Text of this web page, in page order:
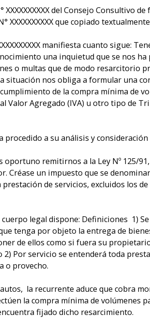
del Consejo Consultivo de
que copiado
manifiesta cuanto
una inquietud que se nos
o multas que de modo resarcitorio
situación nos obliga a formular una
de la compra mínima de
Valor Agregado (IVA) u otro tipo de
procedido a su análisis y
oportuno remitirnos a la Ley Nº 125/
Créase un impuesto que se
de servicios, excluidos los
legal dispone: Definiciones 1)
tenga por objeto la entrega de
de ellos como si fuera su
2) Por servicio se entenderá toda
o provecho.
la recurrente aduce que cobra
la compra mínima de volúmenes
fijado dicho resarcimiento.